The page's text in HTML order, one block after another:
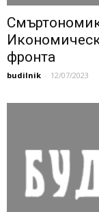
фронта
budilnik - 12/07/2023